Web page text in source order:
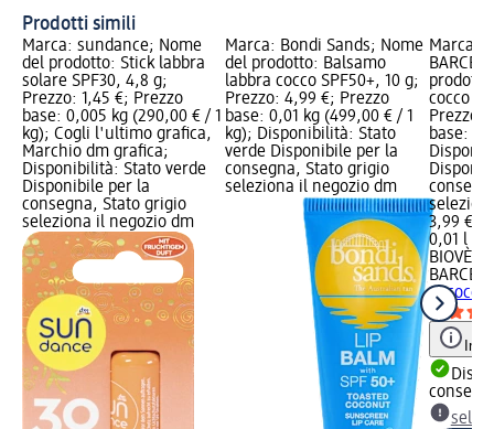
Prodotti simili
Marca: sundance; Nome
del prodotto: Stick labbra
solare SPF30, 4,8 g;
Prezzo: 1,45 €; Prezzo
base: 0,005 kg (290,00 € / 1
kg); Cogli l'ultimo grafica,
Marchio dm grafica;
Disponibilità: Stato verde
Disponibile per la
consegna, Stato grigio
seleziona il negozio dm
Marca: Bondi Sands; Nome
del prodotto: Balsamo
labbra cocco SPF50+, 10 g;
Prezzo: 4,99 €; Prezzo
base: 0,01 kg (499,00 € / 1
kg); Disponibilità: Stato
verde Disponibile per la
consegna, Stato grigio
seleziona il negozio dm
Marca:
cocco
Prezzo:
base:
3,99 €
0,01 l
BIOVÈNE
al cocco